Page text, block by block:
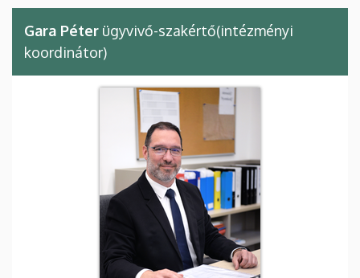
Gara Péter ügyvivő-szakértő(intézményi
koordinátor)